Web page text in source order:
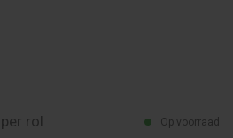
per rol Op voorraad